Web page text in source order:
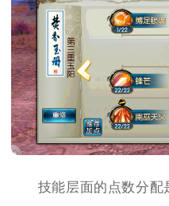
技能层面的点数分配